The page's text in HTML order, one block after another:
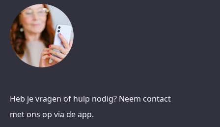
Heb je vragen of hulp nodig? Neem contact
met ons op via de app.